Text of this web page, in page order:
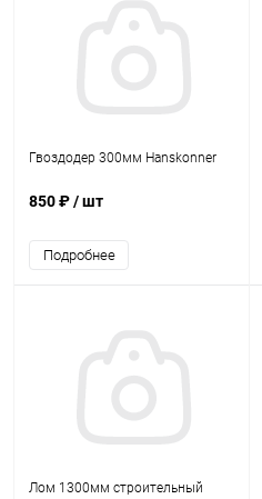
Гвоздодер 300мм Hanskonner
850 ₽/ шт
Подробнее
Лом 1300мм строительный